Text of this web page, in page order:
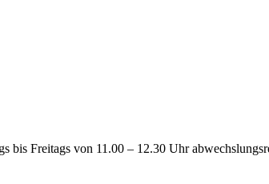
bis Freitags von 11.00 – 12.30 Uhr